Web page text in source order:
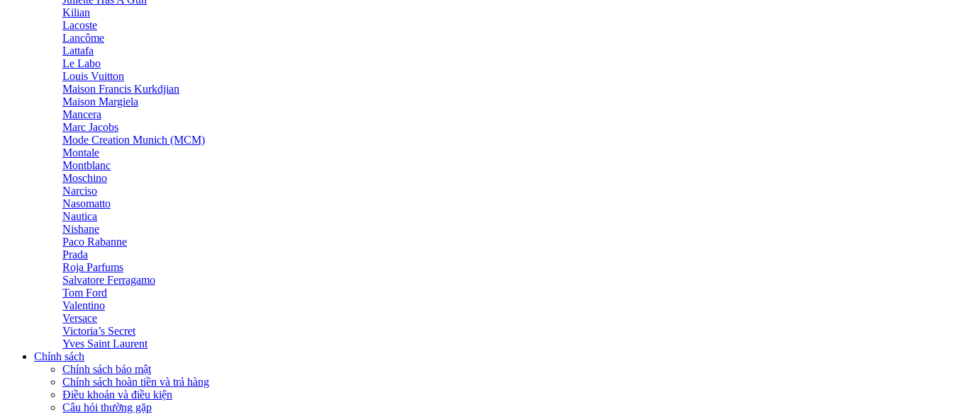
Kilian
Lacoste
Lancôme
Lattafa
Le Labo
Louis Vuitton
Maison Francis Kurkdjian
Maison Margiela
Mancera
Marc Jacobs
Mode Creation Munich (MCM)
Montale
Montblanc
Moschino
Narciso
Nasomatto
Nautica
Nishane
Paco Rabanne
Prada
Roja Parfums
Salvatore Ferragamo
Tom Ford
Valentino
Versace
Victoria’s Secret
Yves Saint Laurent
Chính sách
Chính sách bảo mật
Chính sách hoàn tiền và trả hàng
Điều khoản và điều kiện
Câu hỏi thường gặp